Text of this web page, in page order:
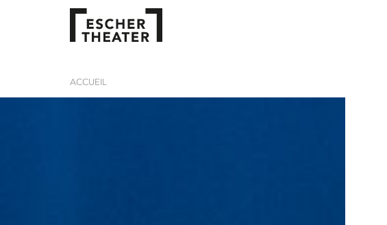
ACCUEIL